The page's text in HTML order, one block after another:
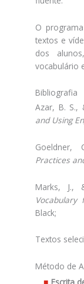
O
textos e
dos
vocabulário
Bibliografia
Azar, B. S.,
and Using
Goeldner,
Practices
Marks, J.,
Vocabulary
Black;
Textos
Método de
Escrita